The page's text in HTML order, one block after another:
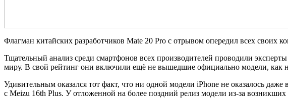
Флагман китайских разработчиков Mate 20 Pro с отрывом опередил всех
Тщательный анализ среди смартфонов всех производителей проводили
миру. В свой рейтинг они включили ещё не вышедшие официально модели, как
Удивительным оказался тот факт, что ни одной модели iPhone не оказалось
с Meizu 16th Plus. У отложенной на более поздний релиз модели из-за